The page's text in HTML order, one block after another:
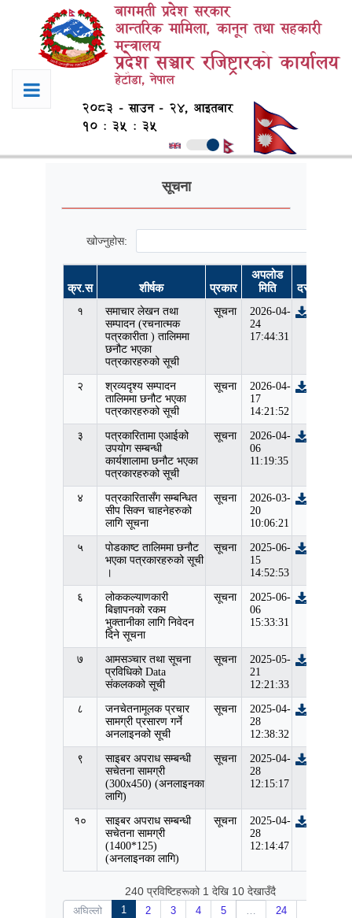
बागमती प्रदेश सरकार
आन्तरिक मामिला, कानून तथा सहकारी
मन्त्रालय
प्रदेश सञ्चार रजिष्ट्रारको कार्यालय
हेटौडा, नेपाल
२०८३ - साउन - २४, आइतबार
१० : ३५ : ३५
सूचना
खोज्नुहोस:
क्र.स शीर्षक प्रकार
अपलोड
मिति
दस्तावेज
१
समाचार लेखन तथा
सम्पादन (रचनात्मक
पत्रकारीता ) तालिममा
छनौट भएका
पत्रकारहरुको सूची
सूचना
2026-04-
24
17:44:31
२
श्रव्यदृश्य सम्पादन
तालिममा छनौट भएका
पत्रकारहरुको सूची
सूचना
2026-04-
17
14:21:52
३
पत्रकारितामा एआईको
उपयोग सम्बन्धी
कार्यशालामा छनौट भएका
पत्रकारहरुको सूची
सूचना
2026-04-
06
11:19:35
४
पत्रकारितासँग सम्बन्धित
सीप सिक्न चाहनेहरुको
लागि सूचना
सूचना
2026-03-
20
10:06:21
५
पोडकाष्ट तालिममा छनौट
भएका पत्रकारहरुको सूची
।
सूचना
2025-06-
15
14:52:53
६
लोककल्याणकारी
बिज्ञापनको रकम
भुक्तानीका लागि निवेदन
दिने सूचना
सूचना
2025-06-
06
15:33:31
७
आमसञ्चार तथा सूचना
प्रविधिको Data
संकलकको सूची
सूचना
2025-05-
21
12:21:33
८
जनचेतनामूलक प्रचार
सामग्री प्रसारण गर्ने
अनलाइनको सूची
सूचना
2025-04-
28
12:38:32
९
साइबर अपराध सम्बन्धी
सचेतना सामग्री
(300x450) (अनलाइनका
लागि)
सूचना
2025-04-
28
12:15:17
१०
साइबर अपराध सम्बन्धी
सचेतना सामग्री
(1400*125)
(अनलाइनका लागि)
सूचना
2025-04-
28
12:14:47
240 प्रविष्टिहरूको 1 देखि 10 देखाउँदै
अघिल्लो 1 2 3 4 5 … 24